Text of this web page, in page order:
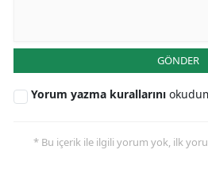
GÖNDER
Yorum yazma kurallarını
* Bu içerik ile ilgili yorum yok, ilk